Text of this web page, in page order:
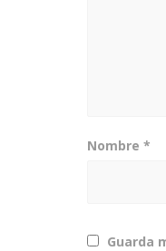
Nombre *
Guarda